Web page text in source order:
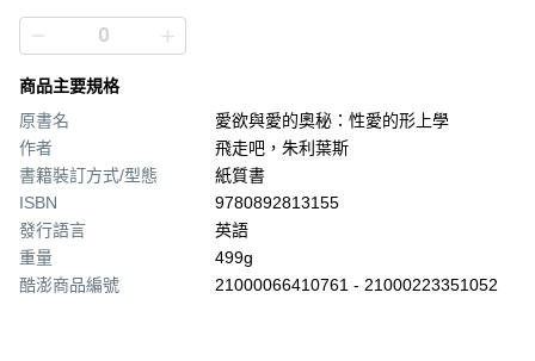
商品主要規格
原書名
愛欲與愛的奧秘：性愛的形上學
作者
飛走吧，朱利葉斯
書籍裝訂方式/型態
紙質書
ISBN
9780892813155
發行語言
英語
重量
499g
酷澎商品編號
21000066410761 - 21000223351052